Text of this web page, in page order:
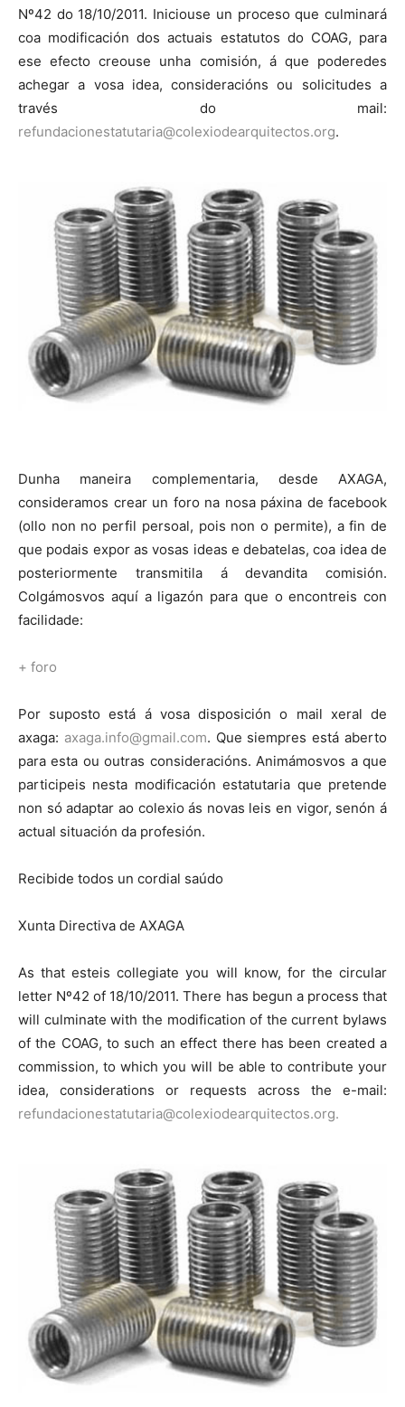
Nº42 do 18/10/2011. Iniciouse un proceso que culminará
coa modificación dos actuais estatutos do COAG, para
ese efecto creouse unha comisión, á que poderedes
achegar a vosa idea, consideracións ou solicitudes a
través do mail:
refundacionestatutaria@colexiodearquitectos.org.
Dunha maneira complementaria, desde AXAGA,
consideramos crear un foro na nosa páxina de facebook
(ollo non no perfil persoal, pois non o permite), a fin de
que podais expor as vosas ideas e debatelas, coa idea de
posteriormente transmitila á devandita comisión.
Colgámosvos aquí a ligazón para que o encontreis con
facilidade:
+ foro
Por suposto está á vosa disposición o mail xeral de
axaga: axaga.info@gmail.com. Que siempres está aberto
para esta ou outras consideracións. Animámosvos a que
participeis nesta modificación estatutaria que pretende
non só adaptar ao colexio ás novas leis en vigor, senón á
actual situación da profesión.
Recibide todos un cordial saúdo
Xunta Directiva de AXAGA
As that esteis collegiate you will know, for the circular
letter Nº42 of 18/10/2011. There has begun a process that
will culminate with the modification of the current bylaws
of the COAG, to such an effect there has been created a
commission, to which you will be able to contribute your
idea, considerations or requests across the e-mail:
refundacionestatutaria@colexiodearquitectos.org.